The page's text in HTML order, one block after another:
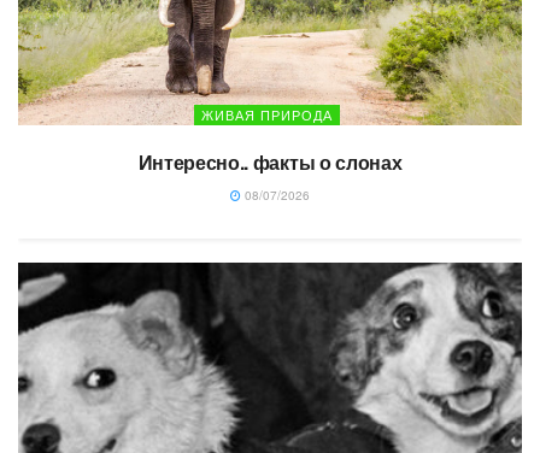
ЖИВАЯ ПРИРОДА
Интересно.. факты о слонах
08/07/2026